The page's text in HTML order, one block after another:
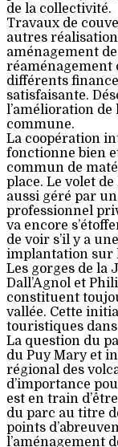
de la collectivité.
Travaux de
autres
aménagement
réaménagement
différents
satisfaisante.
l’amélioration
commune.
La coopération
fonctionne bien
commun de
place. Le volet
aussi géré par un
professionnel
va encore
de voir s’il y a
implantation sur
Les gorges de la
Dall’Agnol et
constituent
vallée. Cette
touristiques
La question du
du Puy Mary et
régional des
d’importance
est en train
du parc au titre
points
l’aménagement